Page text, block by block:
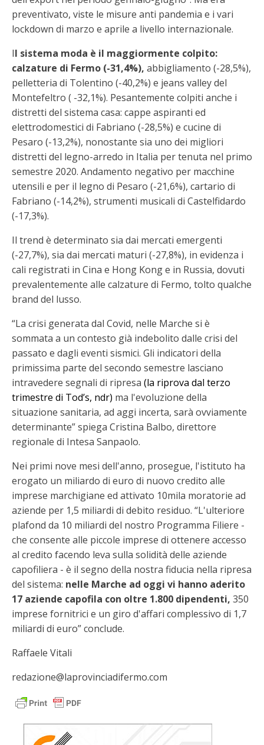
preventivato, viste le misure anti pandemia e i vari
lockdown di marzo e aprile a livello internazionale.
Il sistema moda è il maggiormente colpito:
calzature di Fermo (-31,4%), abbigliamento (-28,5%),
pelletteria di Tolentino (-40,2%) e jeans valley del
Montefeltro ( -32,1%). Pesantemente colpiti anche i
distretti del sistema casa: cappe aspiranti ed
elettrodomestici di Fabriano (-28,5%) e cucine di
Pesaro (-13,2%), nonostante sia uno dei migliori
distretti del legno-arredo in Italia per tenuta nel primo
semestre 2020. Andamento negativo per macchine
utensili e per il legno di Pesaro (-21,6%), cartario di
Fabriano (-14,2%), strumenti musicali di Castelfidardo
(-17,3%).
Il trend è determinato sia dai mercati emergenti
(-27,7%), sia dai mercati maturi (-27,8%), in evidenza i
cali registrati in Cina e Hong Kong e in Russia, dovuti
prevalentemente alle calzature di Fermo, tolto qualche
brand del lusso.
“La crisi generata dal Covid, nelle Marche si è
sommata a un contesto già indebolito dalle crisi del
passato e dagli eventi sismici. Gli indicatori della
primissima parte del secondo semestre lasciano
intravedere segnali di ripresa (la riprova dal terzo
trimestre di Tod’s, ndr) ma l'evoluzione della
situazione sanitaria, ad aggi incerta, sarà ovviamente
determinante” spiega Cristina Balbo, direttore
regionale di Intesa Sanpaolo.
Nei primi nove mesi dell'anno, prosegue, l'istituto ha
erogato un miliardo di euro di nuovo credito alle
imprese marchigiane ed attivato 10mila moratorie ad
aziende per 1,5 miliardi di debito residuo. “L'ulteriore
plafond da 10 miliardi del nostro Programma Filiere -
che consente alle piccole imprese di ottenere accesso
al credito facendo leva sulla solidità delle aziende
capofiliera - è il segno della nostra fiducia nella ripresa
del sistema: nelle Marche ad oggi vi hanno aderito
17 aziende capofila con oltre 1.800 dipendenti, 350
imprese fornitrici e un giro d'affari complessivo di 1,7
miliardi di euro” conclude.
Raffaele Vitali
redazione@laprovinciadifermo.com